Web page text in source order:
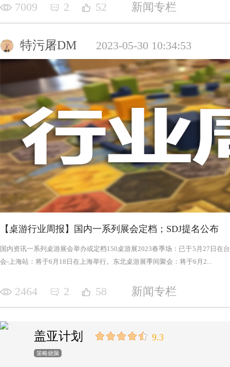
7009 2 52 新闻专栏
特污屠DM 2023-05-30 10:34:53
【桌游行业周报】国内一系列展会定档；SDJ提名公布
国内资讯一系列桌游展会举办或定档150桌游展2023春季场：已于5月27日在
会-上海站：将于6月18日在上海举行。东北桌游展季间聚会：将于6月2...
2464 2 58 新闻专栏
盖亚计划 9.3
策略烧脑